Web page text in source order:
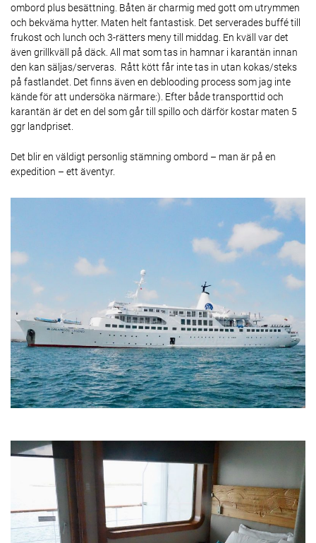
ombord plus besättning. Båten är charmig med gott om utrymmen
och bekväma hytter. Maten helt fantastisk. Det serverades buffé till
frukost och lunch och 3-rätters meny till middag. En kväll var det
även grillkväll på däck. All mat som tas in hamnar i karantän innan
den kan säljas/serveras. Rått kött får inte tas in utan kokas/steks
på fastlandet. Det finns även en deblooding process som jag inte
kände för att undersöka närmare:). Efter både transporttid och
karantän är det en del som går till spillo och därför kostar maten 5
ggr landpriset.
Det blir en väldigt personlig stämning ombord – man är på en
expedition – ett äventyr.